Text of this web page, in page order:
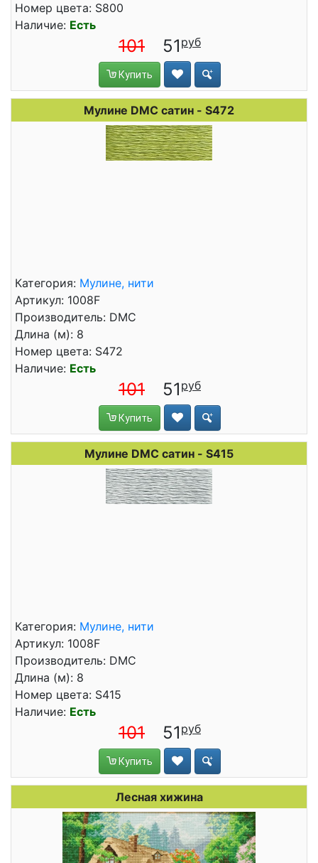
Номер цвета: S800
Наличие: Есть
101 51
Купить
Мулине DMC сатин - S472
Категория: Мулине, нити
Артикул: 1008F
Производитель: DMC
Длина (м): 8
Номер цвета: S472
Наличие: Есть
101 51
Купить
Мулине DMC сатин - S415
Категория: Мулине, нити
Артикул: 1008F
Производитель: DMC
Длина (м): 8
Номер цвета: S415
Наличие: Есть
101 51
Купить
Лесная хижина